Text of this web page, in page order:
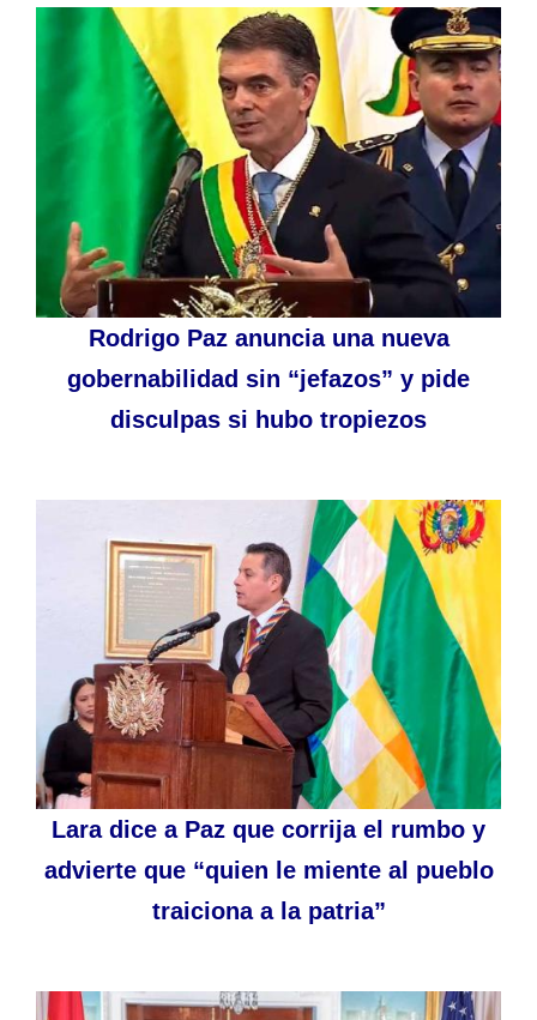
Rodrigo Paz anuncia una nueva
gobernabilidad sin “jefazos” y pide
disculpas si hubo tropiezos
Lara dice a Paz que corrija el rumbo y
advierte que “quien le miente al pueblo
traiciona a la patria”